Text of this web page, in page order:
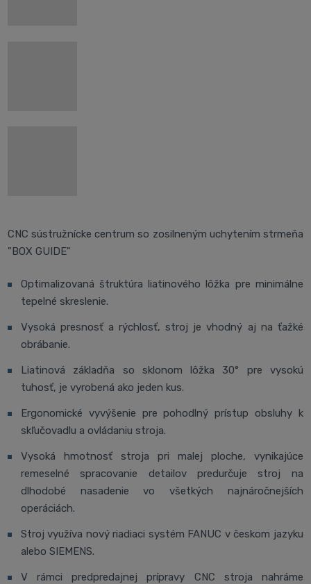
CNC sústružnícke centrum so zosilneným uchytením strmeňa
"BOX GUIDE"
Optimalizovaná štruktúra liatinového lôžka pre minimálne
tepelné skreslenie.
Vysoká presnosť a rýchlosť, stroj je vhodný aj na ťažké
obrábanie.
Liatinová základňa so sklonom lôžka 30° pre vysokú
tuhosť, je vyrobená ako jeden kus.
Ergonomické vyvýšenie pre pohodlný prístup obsluhy k
skľučovadlu a ovládaniu stroja.
Vysoká hmotnosť stroja pri malej ploche, vynikajúce
remeselné spracovanie detailov predurčuje stroj na
dlhodobé nasadenie vo všetkých najnáročnejších
operáciách.
Stroj využíva nový riadiaci systém FANUC v českom jazyku
alebo SIEMENS.
V rámci predpredajnej prípravy CNC stroja nahráme